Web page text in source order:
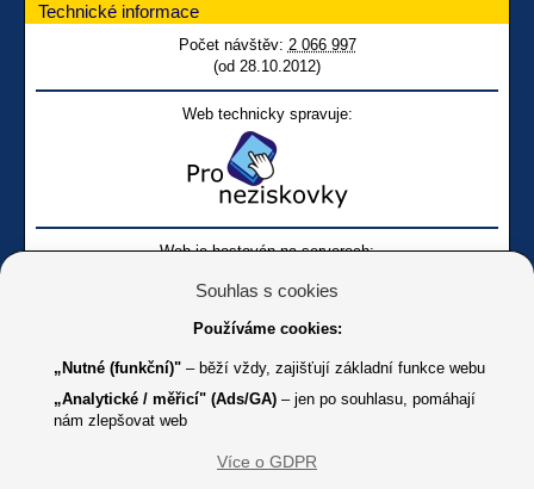
Technické informace
Počet návštěv: 2 066 997
(od 28.10.2012)
Web technicky spravuje:
Web je hostován na serverech:
Online
Youtube SONS
Souhlas s cookies
Používáme cookies:
„Nutné (funkční)" – běží vždy, zajišťují základní funkce webu
„Analytické / měřicí" (Ads/GA) – jen po souhlasu, pomáhají
nám zlepšovat web
Více o GDPR